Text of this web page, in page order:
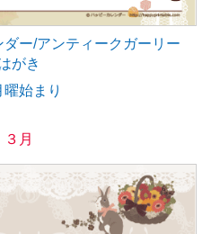
ー/アンティークガーリー
がき
始まり
３月